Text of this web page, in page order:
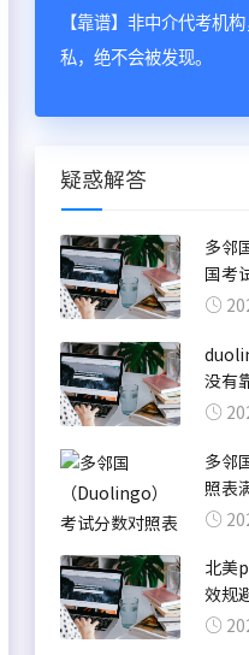
【靠谱】非中介代考机
私，绝不会被发现。
疑惑解答
多邻
国考
没有
多邻
照表
北美
效规